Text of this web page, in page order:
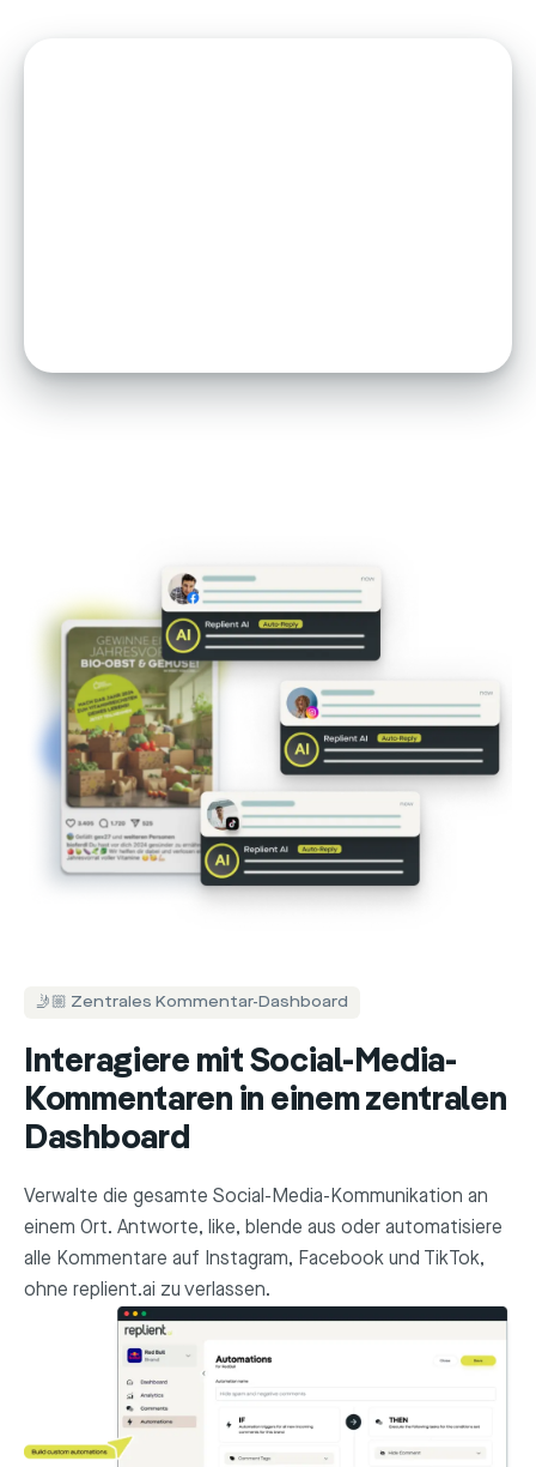
🤳🏼 Zentrales Kommentar-Dashboard
Interagiere mit Social-Media-
Kommentaren in einem zentralen
Dashboard
Verwalte die gesamte Social-Media-Kommunikation an
einem Ort. Antworte, like, blende aus oder automatisiere
alle Kommentare auf Instagram, Facebook und TikTok,
ohne replient.ai zu verlassen.